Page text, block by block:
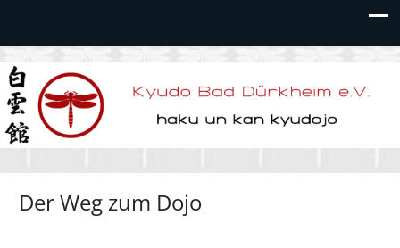
Kyudo Bad Dürkheim e.V.
Der Weg zum Dojo